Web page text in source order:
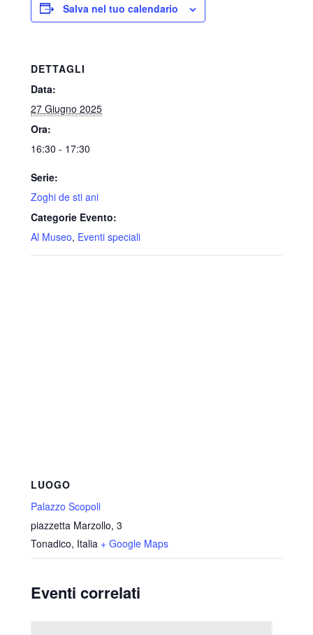
Salva nel tuo calendario
DETTAGLI
Data:
27 Giugno 2025
Ora:
16:30 - 17:30
Serie:
Zoghi de sti ani
Categorie Evento:
Al Museo, Eventi speciali
LUOGO
Palazzo Scopoli
piazzetta Marzollo, 3
Tonadico, Italia + Google Maps
Eventi correlati